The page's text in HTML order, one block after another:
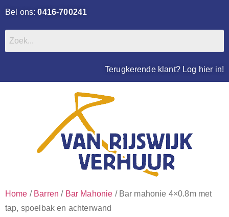
Bel ons:0416-700241
Terugkerende klant? Log hier in!
Home / Barren / Bar Mahonie / Bar mahonie 4×0.8m met
tap, spoelbak en achterwand